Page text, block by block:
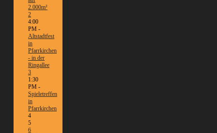
2.000m²
2
4:00
PM -
Altstadtfest
in
Pfarrkirchen
- in der
Ringallee
3
1:30
PM -
Spieletreffen
in
Pfarrkirchen
4
5
6